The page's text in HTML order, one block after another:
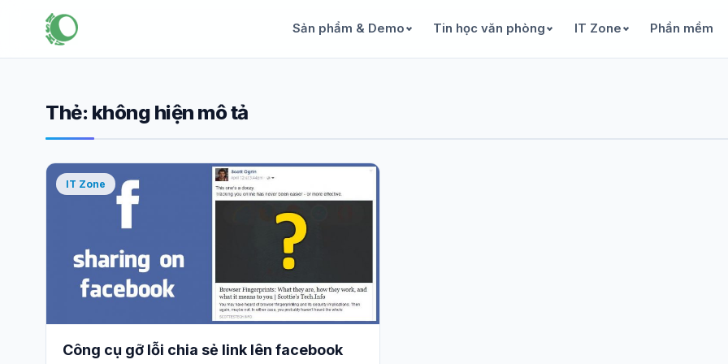
Sản phẩm & Demo Tin học văn phòng IT Zone Phần mềm
Thẻ: không hiện mô tả
IT Zone
Công cụ gỡ lỗi chia sẻ link lên facebook